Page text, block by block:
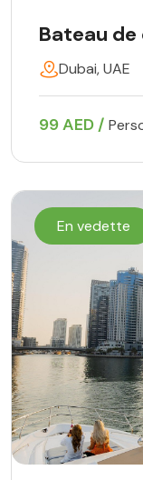
Bateau
Dubai, UAE
99 AED /
En vedette